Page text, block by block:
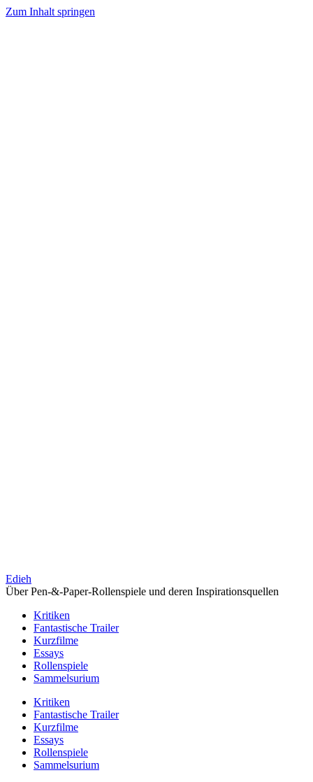
Zum Inhalt springen
Edieh
Über Pen-&-Paper-Rollenspiele und deren Inspirationsquellen
Kritiken
Fantastische Trailer
Kurzfilme
Essays
Rollenspiele
Sammelsurium
Kritiken
Fantastische Trailer
Kurzfilme
Essays
Rollenspiele
Sammelsurium